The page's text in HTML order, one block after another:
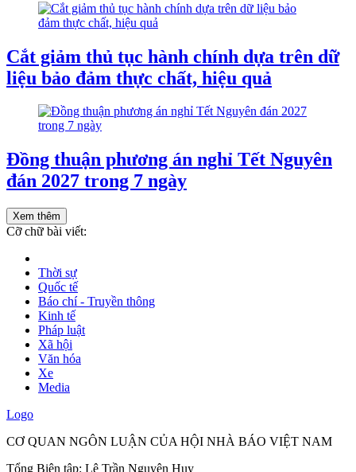
Cắt giảm thủ tục hành chính dựa trên dữ
liệu bảo đảm thực chất, hiệu quả
Đồng thuận phương án nghỉ Tết Nguyên
đán 2027 trong 7 ngày
Xem thêm
Cỡ chữ bài viết:
Thời sự
Quốc tế
Báo chí - Truyền thông
Kinh tế
Pháp luật
Xã hội
Văn hóa
Xe
Media
Logo
CƠ QUAN NGÔN LUẬN CỦA HỘI NHÀ BÁO VIỆT NAM
Tổng Biên tập: Lê Trần Nguyên Huy